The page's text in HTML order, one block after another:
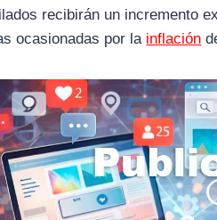
recibirán un incremento
ocasionadas por la inflación